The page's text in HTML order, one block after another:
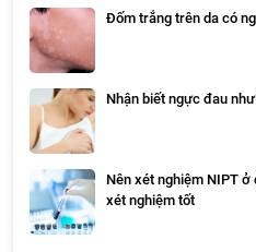
Đốm trắng trên da có
Nhận biết ngực đau
Nên xét nghiệm NIPT ở
xét nghiệm tốt